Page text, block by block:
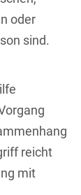
oder
sind.
reicht
mit